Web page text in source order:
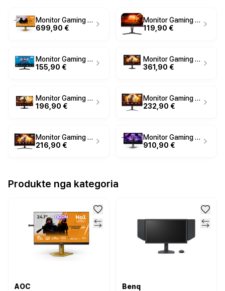
Monitor Gaming AOC Agon Pro CS24A / 24.1"/ Full HD Ultra-Fast TN / LED / 610 Hz / 0.5 ms / HDMI+USB+DP+HDCP - Zezë/Portokalli
699,90 €
Monitor Gaming AOC G3 25G3ZM/BK / 25" Full HD 240Hz 0.5ms / HDMI, DP - Zi e kuq
119,90 €
Monitor Gaming AOC 27B36X / 27" / Full HD IPS / 144Hz / 0.5ms / HDMI+DisplayPort - Zezë
155,90 €
Monitor Gaming AOC G4 U27G4R / U27G4R / 27" / UHD Fast IPS / 160Hz / 1ms / HDMI+DisplayPort - Zezë
361,90 €
Monitor Gaming AOC Q27G42XNE / Q27G42XNE / 27" / QHD Fast VA / 180Hz / 1ms / HDMI+DisplayPort - Zezë
196,90 €
Monitor Gaming AOC G4 C27G4Z2 / 27" / Full HD VA Curved / 240Hz / 1ms / - Zezë+Kuqe
232,90 €
Monitor Gaming AOC G4 C32G42ZE / 31.5" / Full HD VA Curved / 240Hz / 4ms / HDMI+DP - Zezë/Kuqe
216,90 €
Monitor Gaming AOC G2 AG246FK6 / 24.1" / Full HD LED / 540Hz / 0.5ms / HDMI+DP+USB - Zezë/Gri
910,90 €
Produkte nga kategoria
AOC Benq